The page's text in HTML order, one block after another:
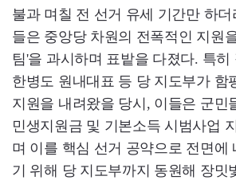
불과 며칠 전 선거 유세 기간만 하
들은 중앙당 차원의 전폭적인 지원
팀'을 과시하며 표밭을 다졌다. 특
한병도 원내대표 등 당 지도부가 함
지원을 내려왔을 당시, 이들은 군민
민생지원금 및 기본소득 시범사업
며 이를 핵심 선거 공약으로 전면에
기 위해 당 지도부까지 동원해 장밋